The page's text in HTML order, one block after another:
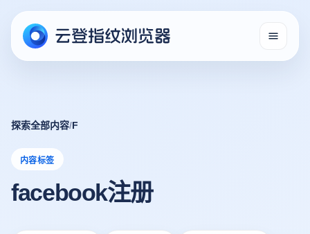
探索全部内容/F
内容标签
facebook注册